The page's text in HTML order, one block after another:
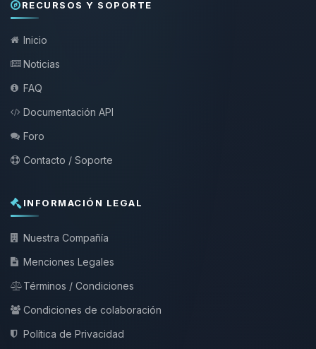
RECURSOS Y SOPORTE
Inicio
Noticias
FAQ
Documentación API
Foro
Contacto / Soporte
INFORMACIÓN LEGAL
Nuestra Compañía
Menciones Legales
Términos / Condiciones
Condiciones de colaboración
Política de Privacidad